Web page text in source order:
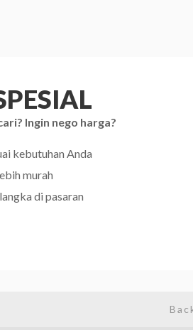
Ingin nego harga?
kebutuhan Anda
murah
di pasaran